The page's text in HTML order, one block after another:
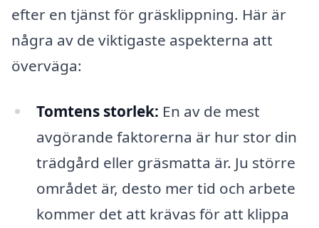
efter en tjänst för gräsklippning. Här är
några av de viktigaste aspekterna att
överväga:
Tomtens storlek: En av de mest
avgörande faktorerna är hur stor din
trädgård eller gräsmatta är. Ju större
området är, desto mer tid och arbete
kommer det att krävas för att klippa